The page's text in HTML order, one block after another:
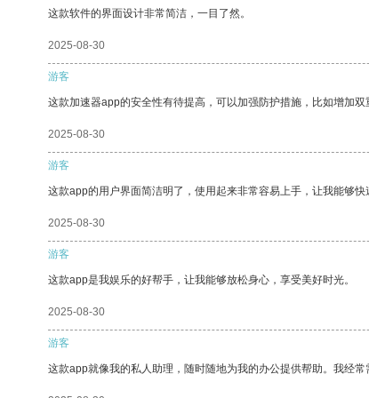
这款软件的界面设计非常简洁，一目了然。
2025-08-30
游客
这款加速器app的安全性有待提高，可以加强防护措施，比如增加双
2025-08-30
游客
这款app的用户界面简洁明了，使用起来非常容易上手，让我能够快
2025-08-30
游客
这款app是我娱乐的好帮手，让我能够放松身心，享受美好时光。
2025-08-30
游客
这款app就像我的私人助理，随时随地为我的办公提供帮助。我经